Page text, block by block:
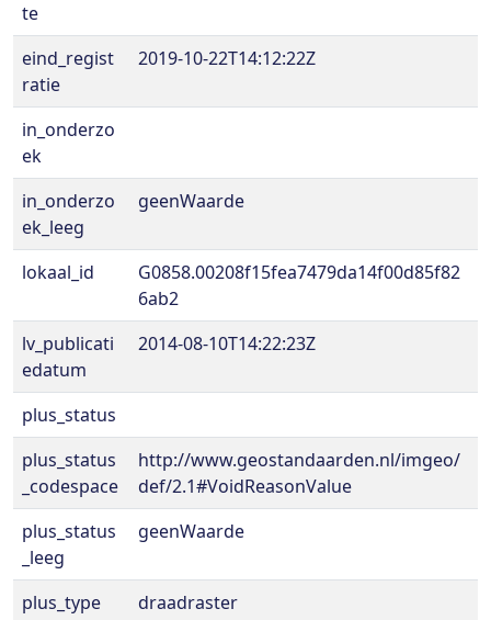
te
eind_regist
ratie
2019-10-22T14:12:22Z
in_onderzo
ek
in_onderzo
ek_leeg
geenWaarde
lokaal_id
G0858.00208f15fea7479da14f00d85f82
6ab2
lv_publicati
edatum
2014-08-10T14:22:23Z
plus_status
plus_status
_codespace
http://www.geostandaarden.nl/imgeo/
def/2.1#VoidReasonValue
plus_status
_leeg
geenWaarde
plus_type
draadraster